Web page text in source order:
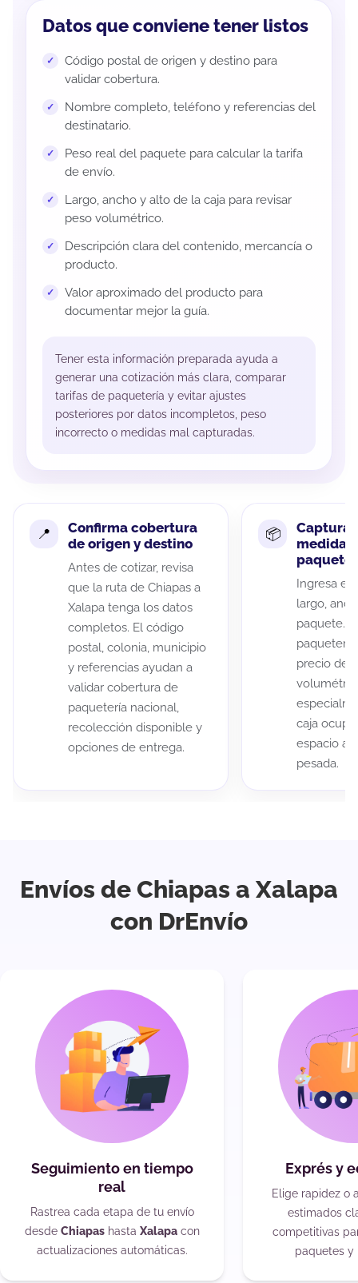
Datos que conviene tener listos
Código postal de origen y destino para
validar cobertura.
Nombre completo, teléfono y referencias del
destinatario.
Peso real del paquete para calcular la tarifa
de envío.
Largo, ancho y alto de la caja para revisar
peso volumétrico.
Descripción clara del contenido, mercancía o
producto.
Valor aproximado del producto para
documentar mejor la guía.
Tener esta información preparada ayuda a
generar una cotización más clara, comparar
tarifas de paquetería y evitar ajustes
posteriores por datos incompletos, peso
incorrecto o medidas mal capturadas.
Confirma cobertura
de origen y destino
Antes de cotizar, revisa
que la ruta de Chiapas a
Xalapa tenga los datos
completos. El código
postal, colonia, municipio
y referencias ayudan a
validar cobertura de
paquetería nacional,
recolección disponible y
opciones de entrega.
Captura
medidas
paquete
Ingresa el
largo,
paquete.
precio de
caja
espacio
pesada.
Envíos de Chiapas a Xalapa
con DrEnvío
Seguimiento en tiempo
real
Rastrea cada etapa de tu envío
desde Chiapashasta Xalapacon
actualizaciones automáticas.
Exprés y
Elige rapidez o
estimados
competitivas
paquetes y